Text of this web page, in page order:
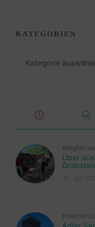
KATEGORIEN
Religion
Über
Friedhof